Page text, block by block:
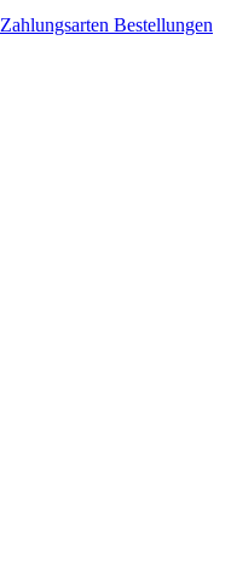
Zahlungsarten Bestellungen